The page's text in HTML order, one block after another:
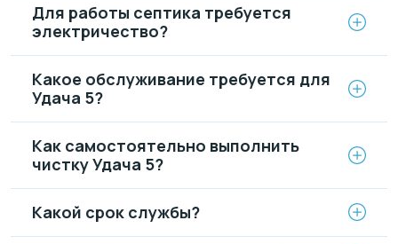
Для работы септика требуется
электричество?
Какое обслуживание требуется для
Удача 5?
Как самостоятельно выполнить
чистку Удача 5?
Какой срок службы?